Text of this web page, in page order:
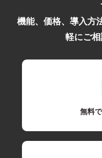
機能、価格、導入方
軽にご相
無料